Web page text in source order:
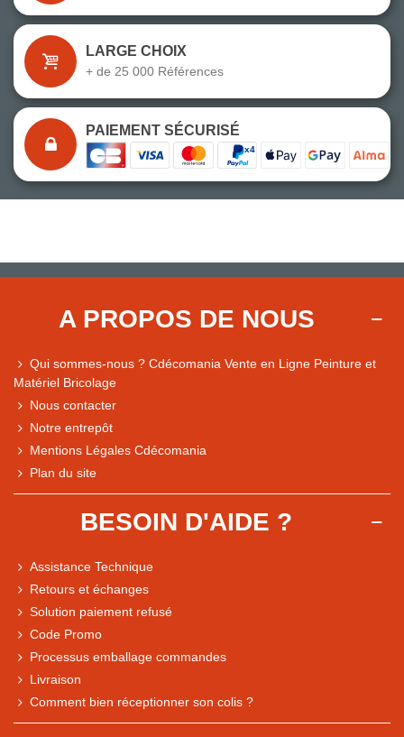
Comparaison des performances du magasin
LARGE CHOIX
+ de 25 000 Références
PAIEMENT SÉCURISÉ
A PROPOS DE NOUS
Qui sommes-nous ? Cdécomania Vente en Ligne Peinture et
Matériel Bricolage
Nous contacter
Notre entrepôt
Mentions Légales Cdécomania
Plan du site
BESOIN D'AIDE ?
Assistance Technique
Retours et échanges
Solution paiement refusé
Code Promo
Processus emballage commandes
Livraison
Comment bien réceptionner son colis ?